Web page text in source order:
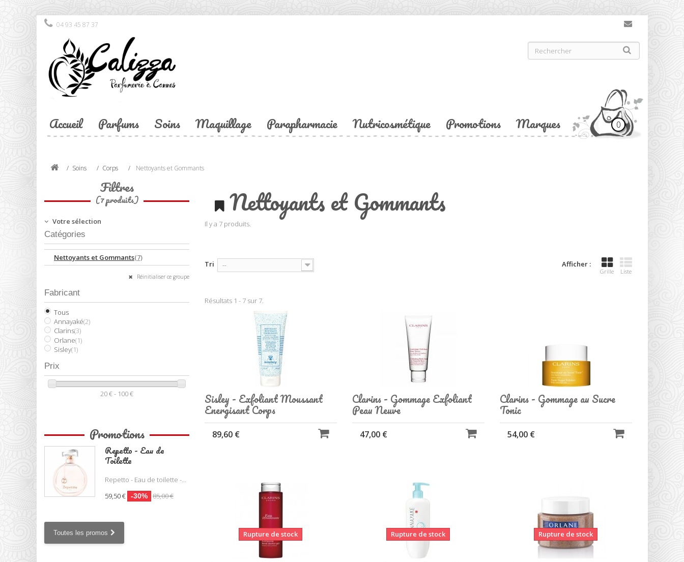
04 93 45 87 37
0
Accueil Parfums Soins Maquillage Parapharmacie Nutricosmétique Promotions Marques
Soins Corps Nettoyants et Gommants
Filtres
(7 produits)
Votre sélection
Catégories
Nettoyants et Gommants(7)
Réinitialiser ce groupe
Fabricant
Tous
Annayaké(2)
Clarins(3)
Orlane(1)
Sisley(1)
Prix
20 € - 100 €
Promotions
Repetto - Eau de
Toilette
Repetto - Eau de toilette -...
59,50 €
-30% 85,00 €
Toutes les promos
Nettoyants et Gommants
Il y a 7 produits.
Afficher :
Grille Liste
Tri --
Résultats 1 - 7 sur 7.
Sisley - Exfoliant Moussant
Energisant Corps
89,60 €
Clarins - Gommage Exfoliant
Peau Neuve
47,00 €
Clarins - Gommage au Sucre
Tonic
54,00 €
Rupture de stock Rupture de stock Rupture de stock